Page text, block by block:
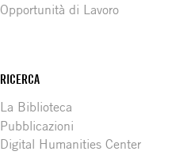
Opportunità di Lavoro
RICERCA
La Biblioteca
Pubblicazioni
Digital Humanities Center